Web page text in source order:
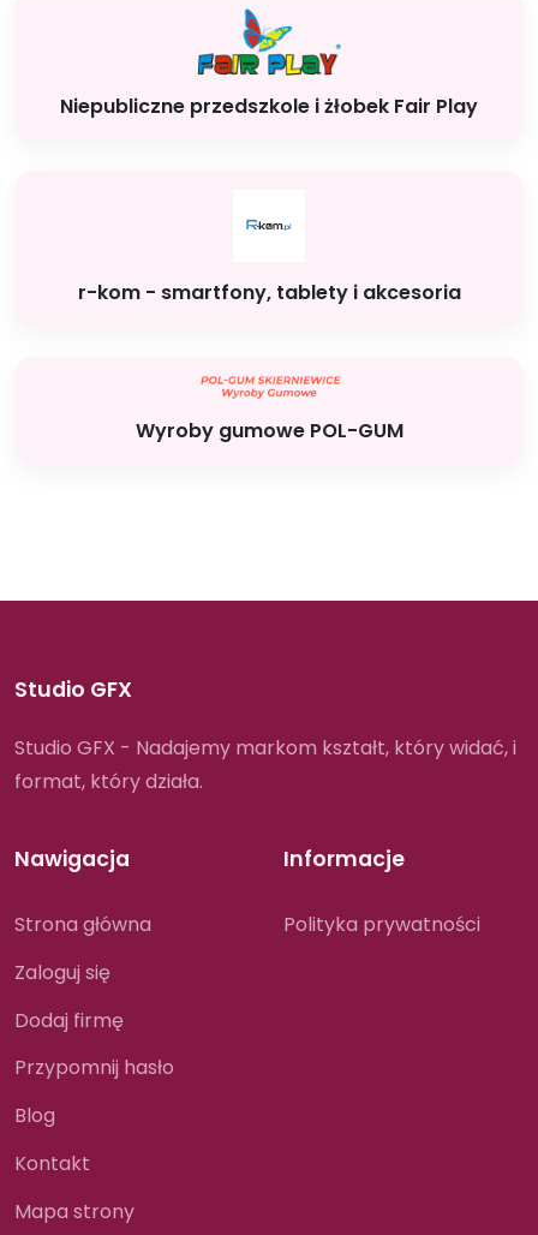
Niepubliczne przedszkole i żłobek Fair Play
r-kom - smartfony, tablety i akcesoria
Wyroby gumowe POL-GUM
Studio GFX
Studio GFX - Nadajemy markom kształt, który widać, i
format, który działa.
Nawigacja
Strona główna
Zaloguj się
Dodaj firmę
Przypomnij hasło
Blog
Kontakt
Mapa strony
Informacje
Polityka prywatności